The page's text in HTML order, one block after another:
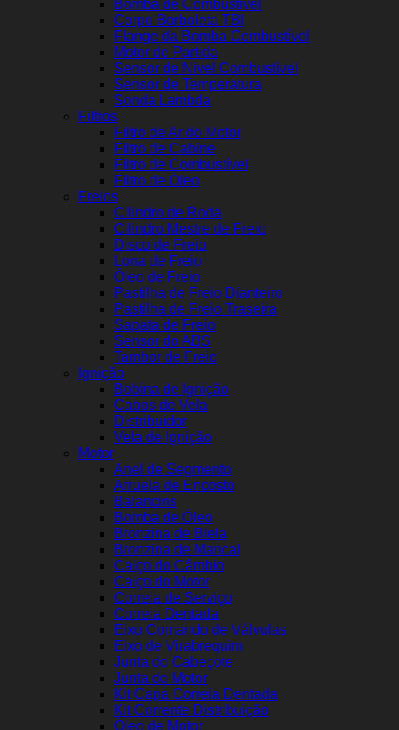
Bomba de Combustível
Corpo Borboleta TBI
Flange da Bomba Combustível
Motor de Partida
Sensor de Nível Combustível
Sensor de Temperatura
Sonda Lambda
Filtros
Filtro de Ar do Motor
Filtro de Cabine
Filtro de Combustível
Filtro de Óleo
Freios
Cilindro de Roda
Cilindro Mestre de Freio
Disco de Freio
Lona de Freio
Óleo de Freio
Pastilha de Freio Dianteiro
Pastilha de Freio Traseira
Sapata de Freio
Sensor do ABS
Tambor de Freio
Ignição
Bobina de Ignição
Cabos de Vela
Distribuidor
Vela de Ignição
Motor
Anel de Segmento
Arruela de Encosto
Balancins
Bomba de Óleo
Bronzina de Biela
Bronzina de Mancal
Calço do Câmbio
Calço do Motor
Correia de Serviço
Correia Dentada
Eixo Comando de Válvulas
Eixo de Virabrequim
Junta do Cabeçote
Junta do Motor
Kit Capa Correia Dentada
Kit Corrente Distribuição
Óleo de Motor